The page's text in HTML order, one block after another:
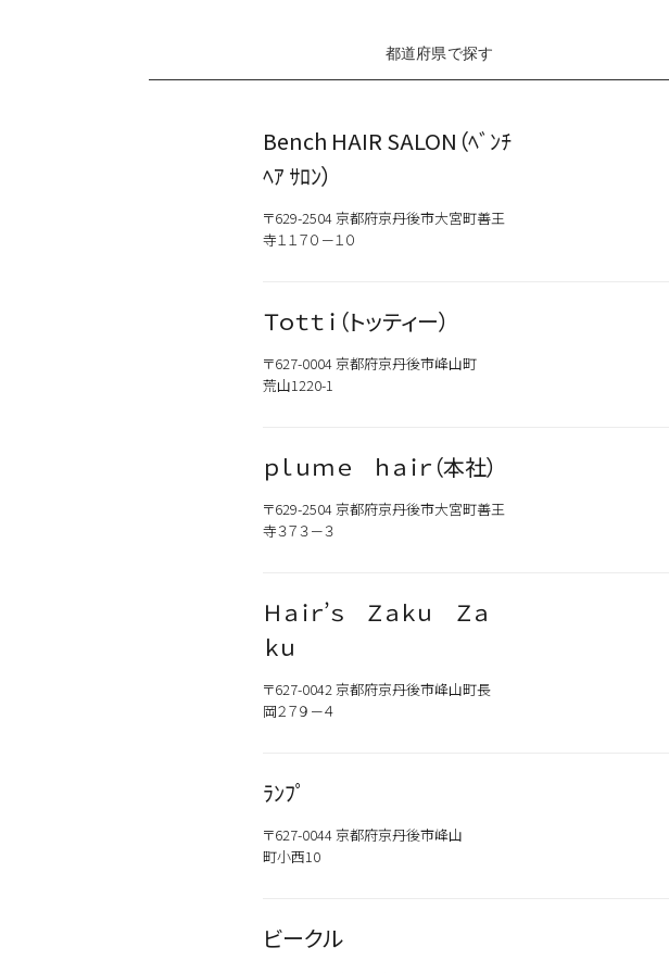
都道府県で探す
Bench HAIR SALON（ﾍﾞﾝﾁ
ﾍｱ ｻﾛﾝ）
〒629-2504 京都府京丹後市大宮町善王
寺１１７０－１０
Ｔｏｔｔｉ（トッティー）
〒627-0004 京都府京丹後市峰山町
荒山1220-1
ｐｌｕｍｅ ｈａｉｒ（本社）
〒629-2504 京都府京丹後市大宮町善王
寺３７３－３
Ｈａｉｒ’ｓ Ｚａｋｕ Ｚａ
ｋｕ
〒627-0042 京都府京丹後市峰山町長
岡２７９－４
ﾗﾝﾌﾟ
〒627-0044 京都府京丹後市峰山
町小西10
ビークル